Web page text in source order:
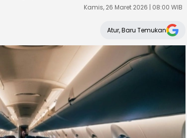
Kamis, 26 Maret 2026 | 08:00 WIB
Atur, Baru Temukan